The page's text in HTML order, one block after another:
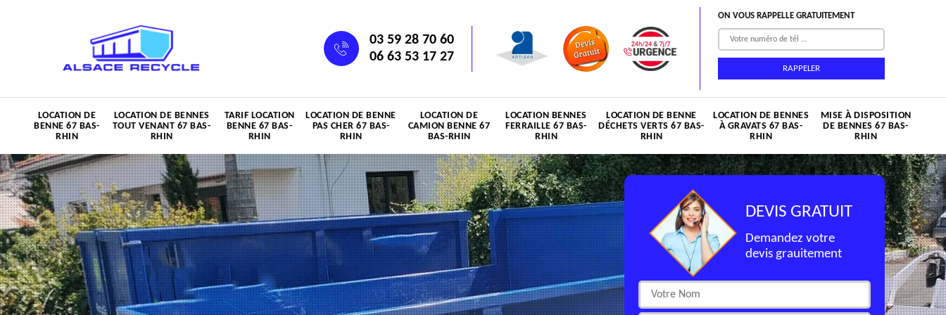
03 59 28 70 60
06 63 53 17 27
ON VOUS RAPPELLE GRATUITEMENT
LOCATION DE
BENNE 67 BAS-
RHIN
LOCATION DE BENNES
TOUT VENANT 67 BAS-
RHIN
TARIF LOCATION
BENNE 67 BAS-
RHIN
LOCATION DE BENNE
PAS CHER 67 BAS-
RHIN
LOCATION DE
CAMION BENNE 67
BAS-RHIN
LOCATION BENNES
FERRAILLE 67 BAS-
RHIN
LOCATION DE BENNE
DÉCHETS VERTS 67 BAS-
RHIN
LOCATION DE BENNES
À GRAVATS 67 BAS-
RHIN
MISE À DISPOSITION
DE BENNES 67 BAS-
RHIN
DEVIS GRATUIT
Demandez votre
devis grauitement